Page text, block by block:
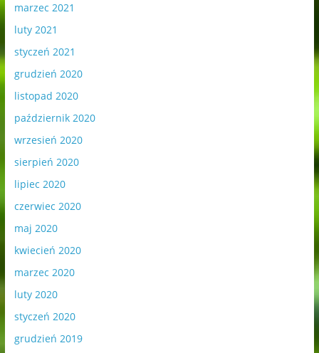
marzec 2021
luty 2021
styczeń 2021
grudzień 2020
listopad 2020
październik 2020
wrzesień 2020
sierpień 2020
lipiec 2020
czerwiec 2020
maj 2020
kwiecień 2020
marzec 2020
luty 2020
styczeń 2020
grudzień 2019